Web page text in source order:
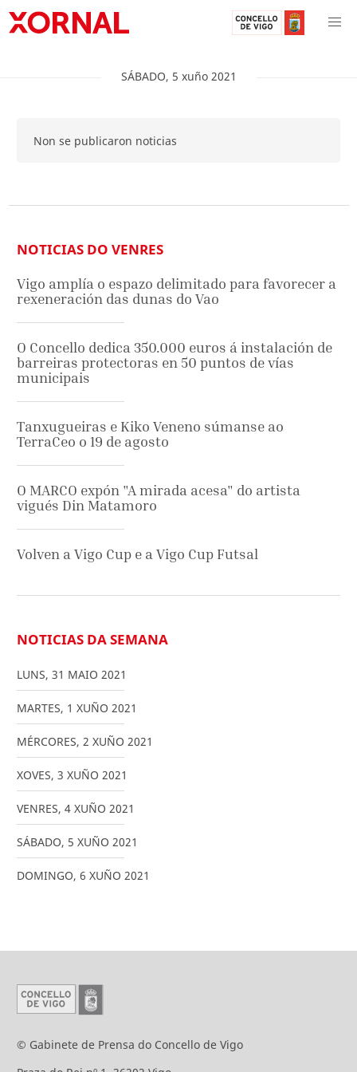
SÁBADO, 5 xuño 2021
Non se publicaron noticias
NOTICIAS DO VENRES
Vigo amplía o espazo delimitado para favorecer a
rexeneración das dunas do Vao
O Concello dedica 350.000 euros á instalación de
barreiras protectoras en 50 puntos de vías
municipais
Tanxugueiras e Kiko Veneno súmanse ao
TerraCeo o 19 de agosto
O MARCO expón "A mirada acesa" do artista
vigués Din Matamoro
Volven a Vigo Cup e a Vigo Cup Futsal
NOTICIAS DA SEMANA
LUNS, 31 MAIO 2021
MARTES, 1 XUÑO 2021
MÉRCORES, 2 XUÑO 2021
XOVES, 3 XUÑO 2021
VENRES, 4 XUÑO 2021
SÁBADO, 5 XUÑO 2021
DOMINGO, 6 XUÑO 2021
© Gabinete de Prensa do Concello de Vigo